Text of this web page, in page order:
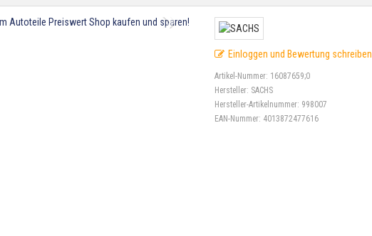
Einloggen und Bewertung schreiben
Artikel-Nummer: 16087659;0
Hersteller: SACHS
Hersteller-Artikelnummer: 998007
EAN-Nummer: 4013872477616